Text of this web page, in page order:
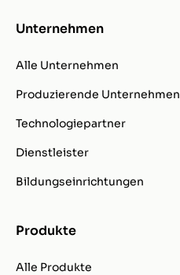
Unternehmen
Alle Unternehmen
Produzierende Unternehmen
Technologiepartner
Dienstleister
Bildungseinrichtungen
Produkte
Alle Produkte